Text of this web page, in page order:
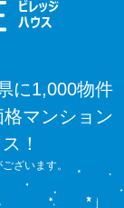
に1,000物件
マンション
！
ざいます。